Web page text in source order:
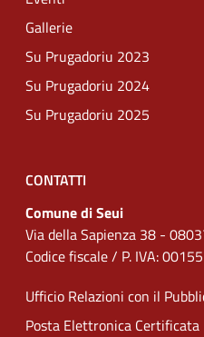
Gallerie
Su Prugadoriu 2023
Su Prugadoriu 2024
Su Prugadoriu 2025
CONTATTI
Comune di Seui
Via della Sapienza 38 -
Codice fiscale / P. IVA:
Ufficio Relazioni con il
Posta Elettronica Certificata